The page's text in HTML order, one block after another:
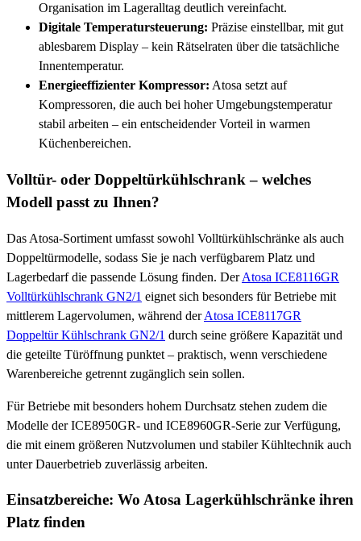
Organisation im Lageralltag deutlich vereinfacht.
Digitale Temperatursteuerung: Präzise einstellbar, mit gut
ablesbarem Display – kein Rätselraten über die tatsächliche
Innentemperatur.
Energieeffizienter Kompressor: Atosa setzt auf
Kompressoren, die auch bei hoher Umgebungstemperatur
stabil arbeiten – ein entscheidender Vorteil in warmen
Küchenbereichen.
Volltür- oder Doppeltürkühlschrank – welches
Modell passt zu Ihnen?
Das Atosa-Sortiment umfasst sowohl Volltürkühlschränke als auch
Doppeltürmodelle, sodass Sie je nach verfügbarem Platz und
Lagerbedarf die passende Lösung finden. DerAtosa ICE8116GR
Volltürkühlschrank GN2/1 eignet sich besonders für Betriebe mit
mittlerem Lagervolumen, während derAtosa ICE8117GR
Doppeltür Kühlschrank GN2/1 durch seine größere Kapazität und
die geteilte Türöffnung punktet – praktisch, wenn verschiedene
Warenbereiche getrennt zugänglich sein sollen.
Für Betriebe mit besonders hohem Durchsatz stehen zudem die
Modelle der ICE8950GR- und ICE8960GR-Serie zur Verfügung,
die mit einem größeren Nutzvolumen und stabiler Kühltechnik auch
unter Dauerbetrieb zuverlässig arbeiten.
Einsatzbereiche: Wo Atosa Lagerkühlschränke ihren
Platz finden